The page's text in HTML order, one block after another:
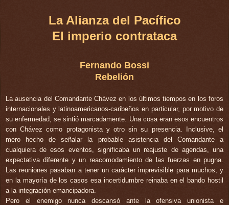
La Alianza del Pacífico
El imperio contrataca
Fernando Bossi
Rebelión
La ausencia del Comandante Chávez en los últimos tiempos en los foros
internacionales y latinoamericanos-caribeños en particular, por motivo de
su enfermedad, se sintió marcadamente. Una cosa eran esos encuentros
con Chávez como protagonista y otro sin su presencia. Inclusive, el
mero hecho de señalar la probable asistencia del Comandante a
cualquiera de esos eventos, significaba un reajuste de agendas, una
expectativa diferente y un reacomodamiento de las fuerzas en pugna.
Las reuniones pasaban a tener un carácter imprevisible para muchos, y
en la mayoría de los casos esa incertidumbre reinaba en el bando hostil
a la integración emancipadora.
Pero el enemigo nunca descansó ante la ofensiva unionista e